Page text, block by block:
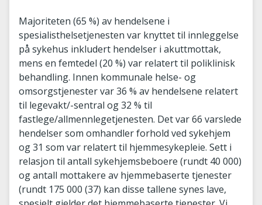
Majoriteten (65 %) av hendelsene i
spesialisthelsetjenesten var knyttet til innleggelse
på sykehus inkludert hendelser i akuttmottak,
mens en femtedel (20 %) var relatert til poliklinisk
behandling. Innen kommunale helse- og
omsorgstjenester var 36 % av hendelsene relatert
til legevakt/-sentral og 32 % til
fastlege/allmennlegetjenesten. Det var 66 varslede
hendelser som omhandler forhold ved sykehjem
og 31 som var relatert til hjemmesykepleie. Sett i
relasjon til antall sykehjemsbeboere (rundt 40 000)
og antall mottakere av hjemmebaserte tjenester
(rundt 175 000 (37) kan disse tallene synes lave,